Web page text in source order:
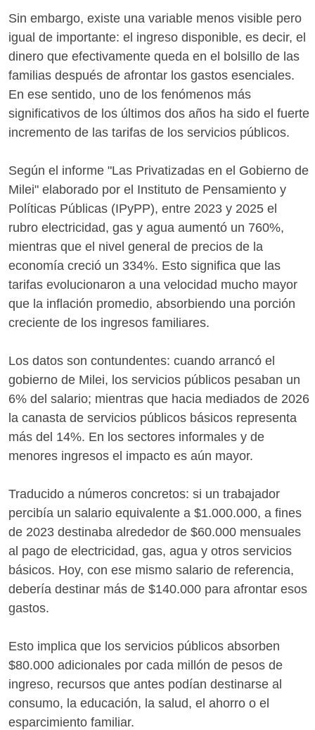
Sin embargo, existe una variable menos visible pero
igual de importante: el ingreso disponible, es decir, el
dinero que efectivamente queda en el bolsillo de las
familias después de afrontar los gastos esenciales.
En ese sentido, uno de los fenómenos más
significativos de los últimos dos años ha sido el fuerte
incremento de las tarifas de los servicios públicos.
Según el informe "Las Privatizadas en el Gobierno de
Milei" elaborado por el Instituto de Pensamiento y
Políticas Públicas (IPyPP), entre 2023 y 2025 el
rubro electricidad, gas y agua aumentó un 760%,
mientras que el nivel general de precios de la
economía creció un 334%. Esto significa que las
tarifas evolucionaron a una velocidad mucho mayor
que la inflación promedio, absorbiendo una porción
creciente de los ingresos familiares.
Los datos son contundentes: cuando arrancó el
gobierno de Milei, los servicios públicos pesaban un
6% del salario; mientras que hacia mediados de 2026
la canasta de servicios públicos básicos representa
más del 14%. En los sectores informales y de
menores ingresos el impacto es aún mayor.
Traducido a números concretos: si un trabajador
percibía un salario equivalente a $1.000.000, a fines
de 2023 destinaba alrededor de $60.000 mensuales
al pago de electricidad, gas, agua y otros servicios
básicos. Hoy, con ese mismo salario de referencia,
debería destinar más de $140.000 para afrontar esos
gastos.
Esto implica que los servicios públicos absorben
$80.000 adicionales por cada millón de pesos de
ingreso, recursos que antes podían destinarse al
consumo, la educación, la salud, el ahorro o el
esparcimiento familiar.